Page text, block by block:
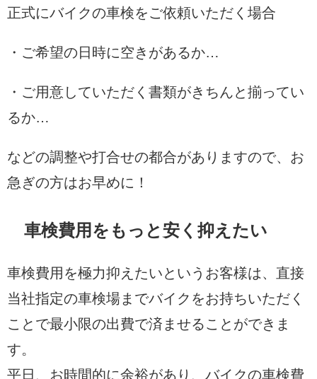
正式にバイクの車検をご依頼いただく場合
・ご希望の日時に空きがあるか…
・ご用意していただく書類がきちんと揃ってい
るか…
などの調整や打合せの都合がありますので、お
急ぎの方はお早めに！
車検費用をもっと安く抑えたい
車検費用を極力抑えたいというお客様は、直接
当社指定の車検場までバイクをお持ちいただく
ことで最小限の出費で済ませることができま
す。
平日、お時間的に余裕があり、バイクの車検費